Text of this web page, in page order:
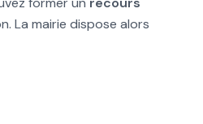
La mairie dispose alors